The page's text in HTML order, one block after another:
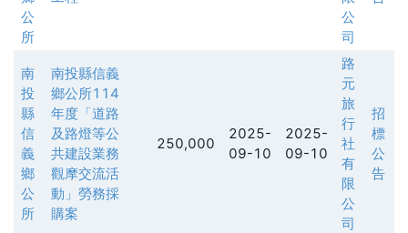
公
所
公
司
南
投
縣
信
義
鄉
公
所
南投縣信義
鄉公所114
年度「道路
及路燈等公
共建設業務
觀摩交流活
動」勞務採
購案
250,000
2025-
09-10
2025-
09-10
路
元
旅
行
社
有
限
公
司
招
標
公
告